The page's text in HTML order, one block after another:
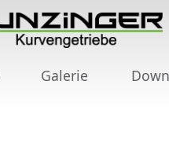
Galerie